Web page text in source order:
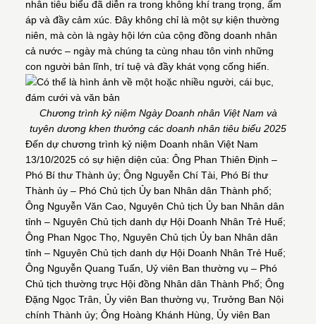
nhân tiêu biểu đã diễn ra trong không khí trang trọng, ấm
áp và đầy cảm xúc. Đây không chỉ là một sự kiện thường
niên, mà còn là ngày hội lớn của cộng đồng doanh nhân
cả nước – ngày mà chúng ta cùng nhau tôn vinh những
con người bản lĩnh, trí tuệ và đầy khát vọng cống hiến.
Chương trình kỷ niệm Ngày Doanh nhân Việt Nam và
tuyên dương khen thưởng các doanh nhân tiêu biểu 2025
Đến dự chương trình kỷ niệm Doanh nhân Việt Nam
13/10/2025 có sự hiện diện của: Ông Phan Thiên Định –
Phó Bí thư Thành ủy; Ông Nguyễn Chí Tài, Phó Bí thư
Thành ủy – Phó Chủ tịch Ủy ban Nhân dân Thành phố;
Ông Nguyễn Văn Cao, Nguyên Chủ tịch Ủy ban Nhân dân
tỉnh – Nguyên Chủ tịch danh dự Hội Doanh Nhân Trẻ Huế;
Ông Phan Ngọc Thọ, Nguyên Chủ tịch Ủy ban Nhân dân
tỉnh – Nguyên Chủ tịch danh dự Hội Doanh Nhân Trẻ Huế;
Ông Nguyễn Quang Tuấn, Uỷ viên Ban thường vụ – Phó
Chủ tịch thường trực Hội đồng Nhân dân Thành Phố; Ông
Đặng Ngọc Trân, Ủy viên Ban thường vụ, Trưởng Ban Nội
chính Thành ủy; Ông Hoàng Khánh Hùng, Ủy viên Ban